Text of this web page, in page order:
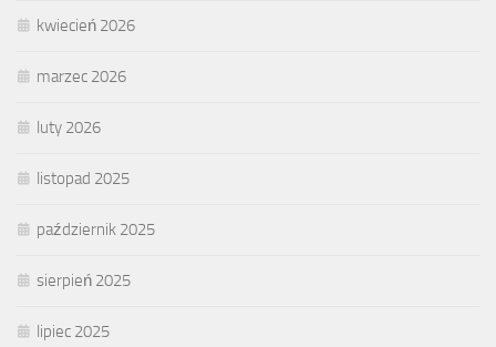
kwiecień 2026
marzec 2026
luty 2026
listopad 2025
październik 2025
sierpień 2025
lipiec 2025